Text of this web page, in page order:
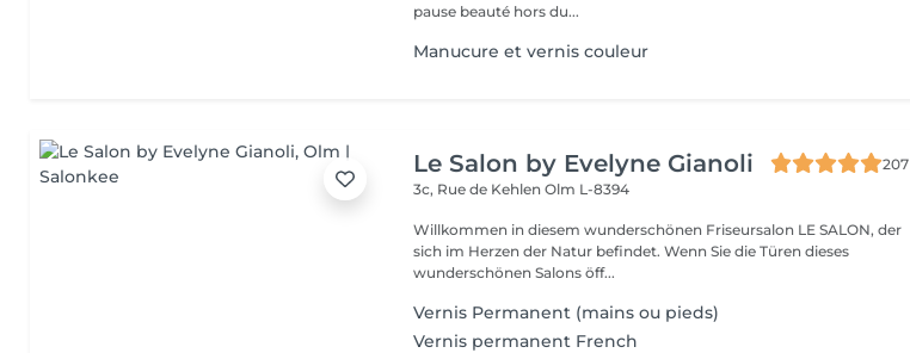
pause beauté hors du...
Manucure et vernis couleur
Le Salon by Evelyne Gianoli
207
3c, Rue de KehlenOlm L-8394
Willkommen in diesem wunderschönen Friseursalon LE SALON, der
sich im Herzen der Natur befindet. Wenn Sie die Türen dieses
wunderschönen Salons öff...
Vernis Permanent (mains ou pieds)
Vernis permanent French